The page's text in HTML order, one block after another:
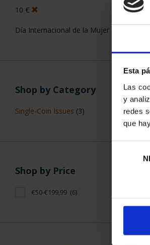
Esta
Las
y
redes
que
10 €
Día Internacional de la Mujer
Shop by Category
Single-Coin Issues (3)
Shop by Price
€50-€199,99 (6)